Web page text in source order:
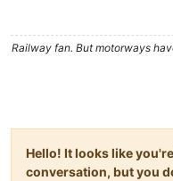
Railway fan. But motorways
Hello! It looks like
conversation, but you